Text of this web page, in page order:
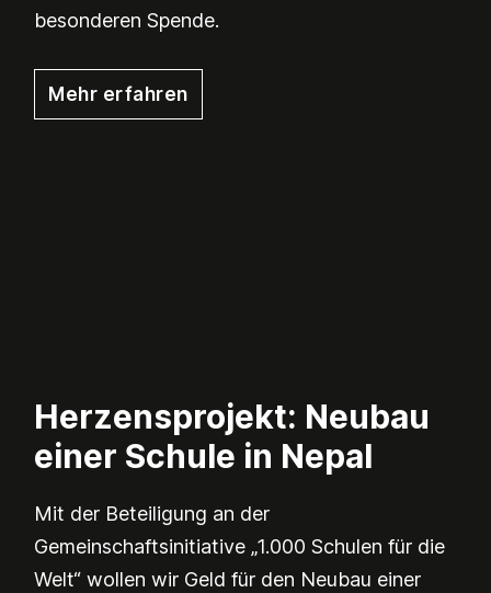
besonderen Spende.
Mehr erfahren
Herzensprojekt: Neubau
einer Schule in Nepal
Mit der Beteiligung an der
Gemeinschaftsinitiative „1.000 Schulen für die
Welt“ wollen wir Geld für den Neubau einer